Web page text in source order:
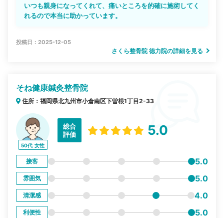
いつも親身になってくれて、痛いところを的確に施術してく
れるので本当に助かっています。
投稿日：2025-12-05
さくら整骨院 徳力院の詳細を見る
そね健康鍼灸整骨院
住所：福岡県北九州市小倉南区下曽根1丁目2-33
50代 女性
総合
評価
5.0
接客 5.0
雰囲気 5.0
清潔感 4.0
利便性 5.0